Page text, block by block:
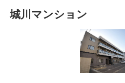
城川マンション